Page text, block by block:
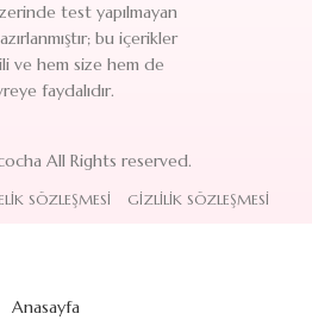
test yapılmayan
bu içerikler
ve hem size hem de
faydalıdır.
All Rights reserved.
SÖZLEŞMESI GIZLILIK SÖZLEŞMESI
Anasayfa